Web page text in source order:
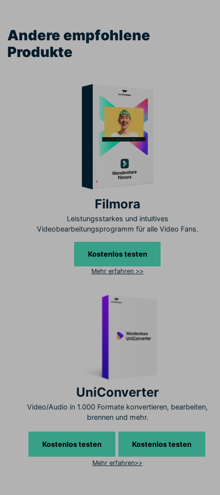
Andere empfohlene
Produkte
Filmora
Leistungsstarkes und intuitives
Videobearbeitungsprogramm für alle Video Fans.
Kostenlos testen
Mehr erfahren >>
UniConverter
Video/Audio in 1.000 Formate konvertieren, bearbeiten,
brennen und mehr.
Kostenlos testen Kostenlos testen
Mehr erfahren>>